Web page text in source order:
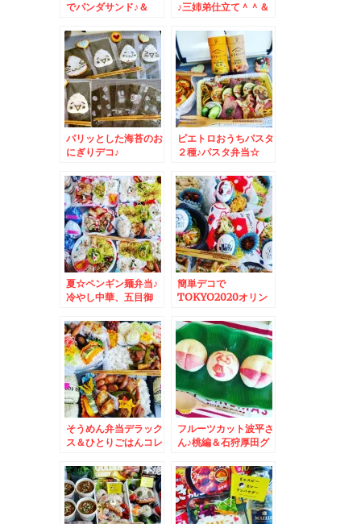
でパンダサンド♪＆
ました＾＾
♪三姉弟仕立て＾＾＆
パリッとした海苔のお
にぎりデコ♪
ピエトロおうちパスタ
２種♪パスタ弁当☆
夏☆ペンギン麺弁当♪
冷やし中華、五目御
簡単デコで
TOKYO2020オリン
ク応援弁当♪＆冷やし
中華味噌だれ等々
そうめん弁当デラック
ス＆ひとりごはんコレ
フルーツカット波平さ
ん♪桃編＆石狩厚田グ